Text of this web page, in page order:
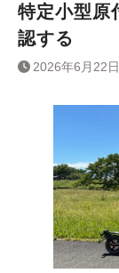
特定小型原
認する
2026年6月22日